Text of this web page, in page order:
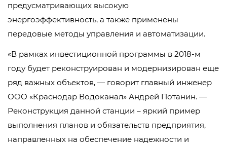
предусматривающих высокую
энергоэффективность, а также применены
передовые методы управления и автоматизации.
«В рамках инвестиционной программы в 2018-м
году будет реконструирован и модернизирован еще
ряд важных объектов, — говорит главный инженер
ООО «Краснодар Водоканал» Андрей Потанин. —
Реконструкция данной станции – яркий пример
выполнения планов и обязательств предприятия,
направленных на обеспечение надежности и